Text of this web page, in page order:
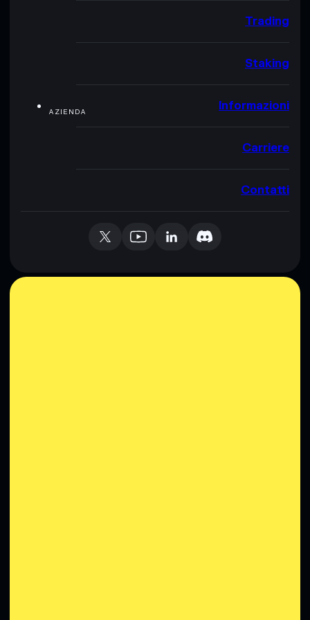
Trading
Staking
AZIENDA Informazioni
Carriere
Contatti